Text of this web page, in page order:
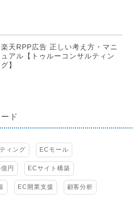
楽天RPP広告 正しい考え方・マニ
ュアル【トゥルーコンサルティン
グ】
ド
ィング ECモール
円 ECサイト構築
EC開業支援 顧客分析